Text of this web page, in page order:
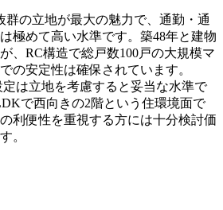
群の立地が最大の魅力で、通勤・通
極めて高い水準です。築48年と建物
、RC構造で総戸数100戸の大規模マ
の安定性は確保されています。
定は立地を考慮すると妥当な水準で
で西向きの2階という住環境面で
利便性を重視する方には十分検討価
。